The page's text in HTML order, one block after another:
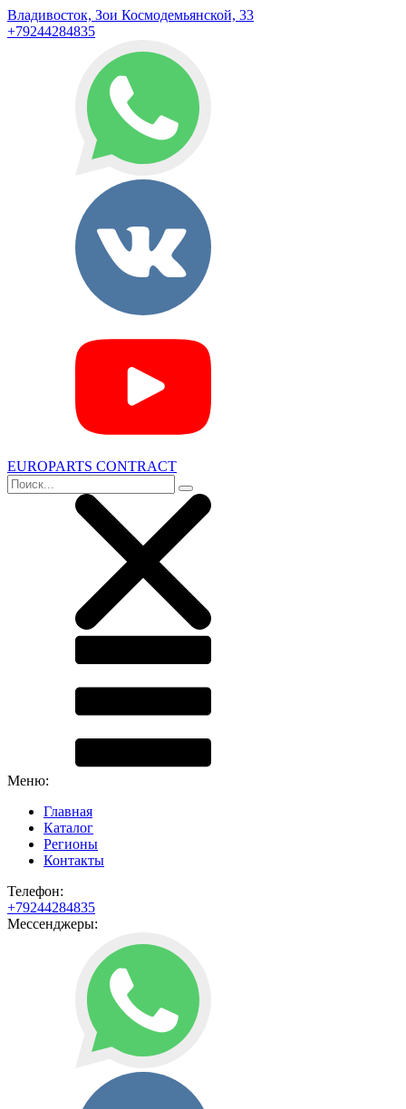
Владивосток, Зои Космодемьянской, 33
+79244284835
EUROPARTS CONTRACT
Меню:
Главная
Каталог
Регионы
Контакты
Телефон:
+79244284835
Мессенджеры: